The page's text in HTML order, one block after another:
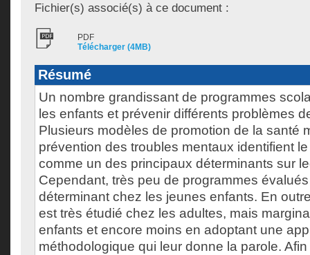
Fichier(s) associé(s) à ce document :
PDF
Télécharger (4MB)
Résumé
Un nombre grandissant de programmes
les enfants et prévenir différents problèmes
Plusieurs modèles de promotion de la santé
prévention des troubles mentaux identifient
comme un des principaux déterminants sur
Cependant, très peu de programmes
déterminant chez les jeunes enfants. En
est très étudié chez les adultes, mais
enfants et encore moins en adoptant une
méthodologique qui leur donne la parole.